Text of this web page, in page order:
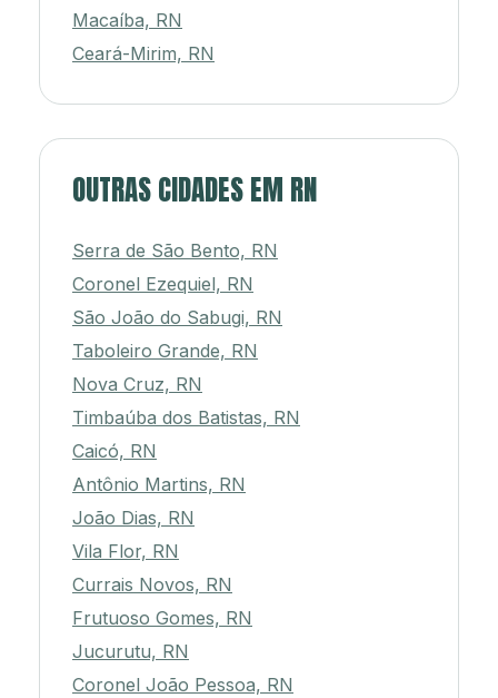
Macaíba, RN
Ceará-Mirim, RN
OUTRAS CIDADES EM RN
Serra de São Bento, RN
Coronel Ezequiel, RN
São João do Sabugi, RN
Taboleiro Grande, RN
Nova Cruz, RN
Timbaúba dos Batistas, RN
Caicó, RN
Antônio Martins, RN
João Dias, RN
Vila Flor, RN
Currais Novos, RN
Frutuoso Gomes, RN
Jucurutu, RN
Coronel João Pessoa, RN